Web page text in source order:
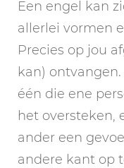
Een engel kan
allerlei vormen
Precies op jou
kan)
één die ene
het oversteken,
ander een
andere kant op